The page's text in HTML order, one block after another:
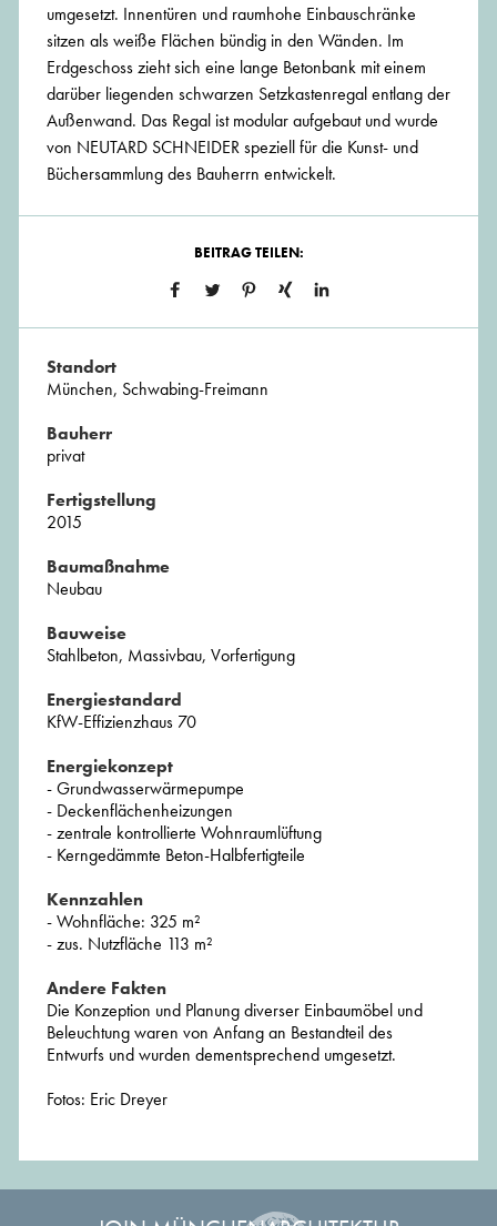
umgesetzt. Innentüren und raumhohe Einbauschränke
sitzen als weiße Flächen bündig in den Wänden. Im
Erdgeschoss zieht sich eine lange Betonbank mit einem
darüber liegenden schwarzen Setzkastenregal entlang der
Außenwand. Das Regal ist modular aufgebaut und wurde
von NEUTARD SCHNEIDER speziell für die Kunst- und
Büchersammlung des Bauherrn entwickelt.
BEITRAG TEILEN:
Standort
München, Schwabing-Freimann
Bauherr
privat
Fertigstellung
2015
Baumaßnahme
Neubau
Bauweise
Stahlbeton, Massivbau, Vorfertigung
Energiestandard
KfW-Effizienzhaus 70
Energiekonzept
- Grundwasserwärmepumpe
- Deckenflächenheizungen
- zentrale kontrollierte Wohnraumlüftung
- Kerngedämmte Beton-Halbfertigteile
Kennzahlen
- Wohnfläche: 325 m²
- zus. Nutzfläche 113 m²
Andere Fakten
Die Konzeption und Planung diverser Einbaumöbel und
Beleuchtung waren von Anfang an Bestandteil des
Entwurfs und wurden dementsprechend umgesetzt.
Fotos: Eric Dreyer